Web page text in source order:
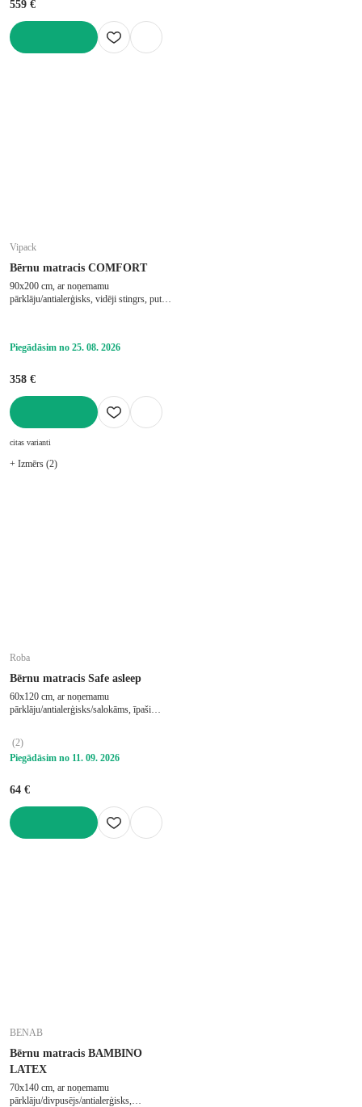
559 €
Vipack
Bērnu matracis COMFORT
90x200 cm, ar noņemamu
pārklāju/antialerģisks, vidēji stingrs, putu,
Piegādāsim no 25. 08. 2026
358 €
citas varianti
+ Izmērs (2)
Roba
Bērnu matracis Safe asleep
60x120 cm, ar noņemamu
pārklāju/antialerģisks/salokāms, īpaši
(2)
Piegādāsim no 11. 09. 2026
64 €
BENAB
Bērnu matracis BAMBINO
LATEX
70x140 cm, ar noņemamu
pārklāju/divpusējs/antialerģisks,